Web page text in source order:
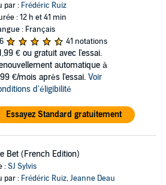
par : Frédéric Ruiz
: 12 h et 41 min
: Français
41 notations
€ ou gratuit avec l'essai.
automatique à
€/mois après l'essai. Voir
d'éligibilité
Essayez Standard gratuitement
Bet (French Edition)
:SJ Sylvis
par : Frédéric Ruiz,Jeanne Deau